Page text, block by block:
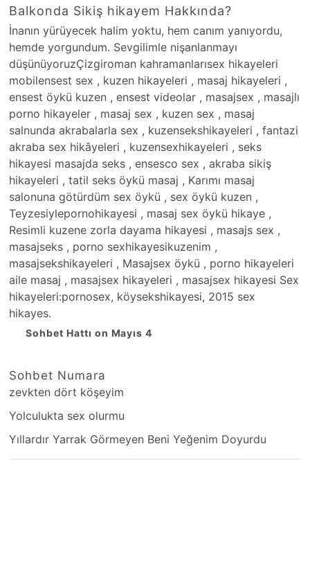
Balkonda Sikiş hikayem Hakkında?
İnanın yürüyecek halim yoktu, hem canım yanıyordu,
hemde yorgundum. Sevgilimle nişanlanmayı
düşünüyoruzÇizgiroman kahramanlarısex hikayeleri
mobilensest sex , kuzen hikayeleri , masaj hikayeleri ,
ensest öykü kuzen , ensest videolar , masajsex , masajlı
porno hikayeler , masaj sex , kuzen sex , masaj
salnunda akrabalarla sex , kuzensekshikayeleri , fantazi
akraba sex hikâyeleri , kuzensexhikayeleri , seks
hikayesi masajda seks , ensesco sex , akraba sikiş
hikayeleri , tatil seks öykü masaj , Karımı masaj
salonuna götürdüm sex öykü , sex öykü kuzen ,
Teyzesiylepornohikayesi , masaj sex öykü hikaye ,
Resimli kuzene zorla dayama hikayesi , masajs sex ,
masajseks , porno sexhikayesikuzenim ,
masajsekshikayeleri , Masajsex öykü , porno hikayeleri
aile masaj , masajsex hikayeleri , masajsex hikayesi Sex
hikayeleri:pornosex, köysekshikayesi, 2015 sex
hikayes.
Sohbet Hattı on Mayıs 4
Sohbet Numara
zevkten dört köşeyim
Yolculukta sex olurmu
Yıllardır Yarrak Görmeyen Beni Yeğenim Doyurdu